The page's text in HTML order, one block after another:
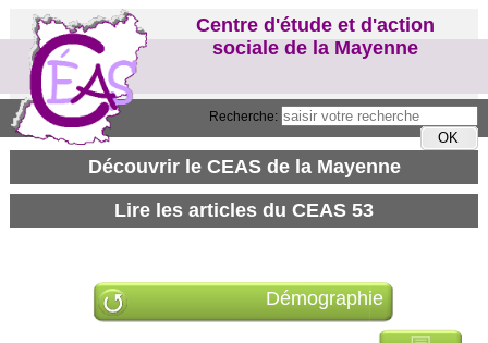
Recherche:
Centre d'étude et d'action
sociale de la Mayenne
Démographie